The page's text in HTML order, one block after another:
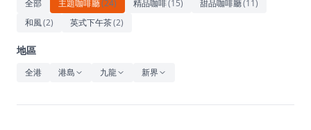
藝術文化
休閒
全部 主題咖啡廳(24) 精品咖啡(15) 甜品咖啡廳(11)
和風(2) 英式下午茶(2)
地區
全港 港島 九龍 新界